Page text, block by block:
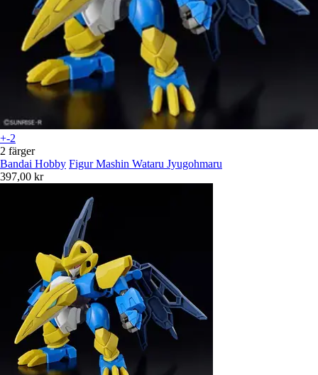
+-2
2 färger
Bandai Hobby Figur Mashin Wataru Jyugohmaru
397,00 kr